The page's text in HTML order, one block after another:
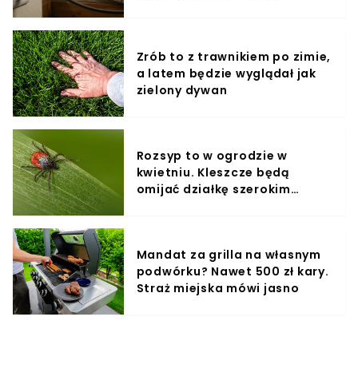
Zrób to z trawnikiem po zimie,
a latem będzie wyglądał jak
zielony dywan
Rozsyp to w ogrodzie w
kwietniu. Kleszcze będą
omijać działkę szerokim
Mandat za grilla na własnym
podwórku? Nawet 500 zł kary.
Straż miejska mówi jasno